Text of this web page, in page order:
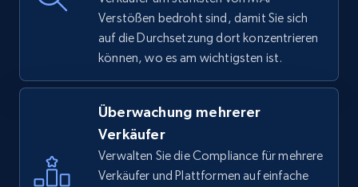
Verstößen bedroht sind, damit Sie sich
auf die Durchsetzung dort konzentrieren
können, wo es am wichtigsten ist.
Überwachung mehrerer
Verkäufer
Verwalten Sie die Compliance für mehrere
Verkäufer und Plattformen auf einfache